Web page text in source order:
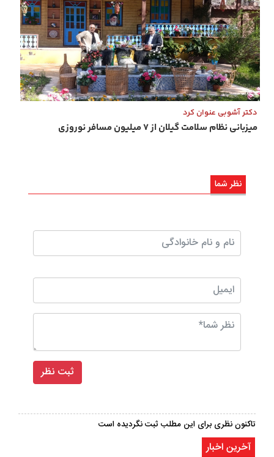
دکتر آشوبی عنوان کرد
میزبانی نظام سلامت گیلان از ۷ میلیون مسافر نوروزی
نظر شما
تاکنون نظری برای این مطلب ثبت نگردیده است
آخرین اخبار